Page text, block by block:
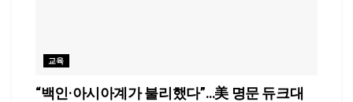
교육
“백인·아시아계가 불리했다”…美 명문 듀크대